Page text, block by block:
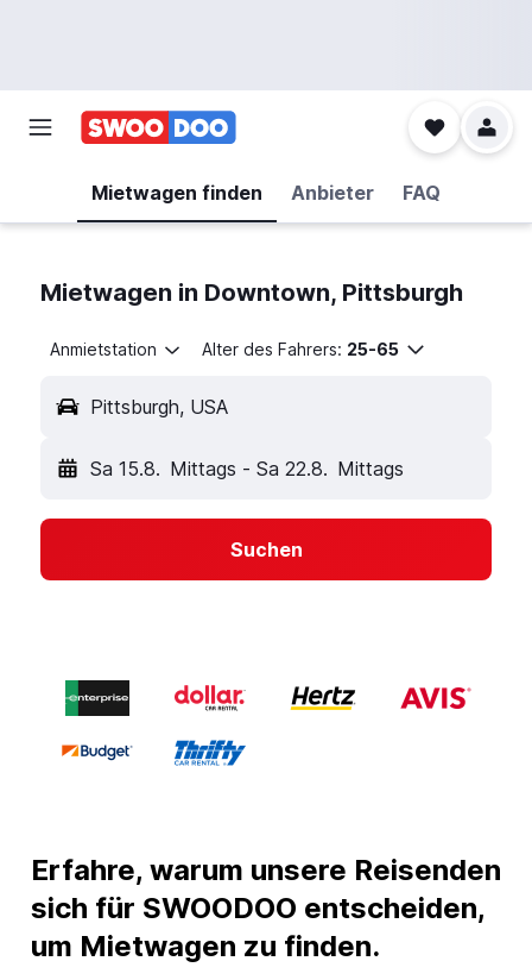
Mietwagen finden Anbieter FAQ
Mietwagen in Downtown, Pittsburgh
Anmietstation Alter des Fahrers: 25-65
Pittsburgh, USA
Sa 15.8. Mittags - Sa 22.8. Mittags
Suchen
Erfahre, warum unsere Reisenden
sich für SWOODOO entscheiden,
um Mietwagen zu finden.